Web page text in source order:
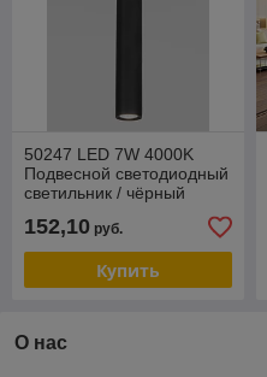
50247 LED 7W 4000K
Подвесной светодиодный
светильник / чёрный
152,10 руб.
Купить
О нас